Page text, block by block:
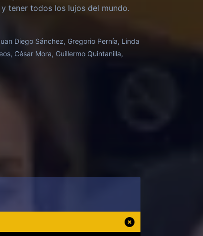
tener todos los lujos del mundo.
Diego Sánchez, Gregorio Pernía, Linda
César Mora, Guillermo Quintanilla,